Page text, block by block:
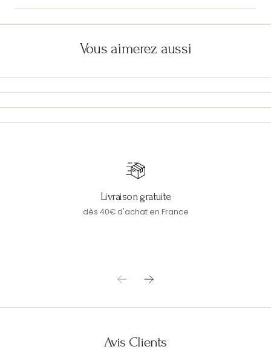
Vous aimerez aussi
Livraison gratuite
dès 40€ d'achat en France
Avis Clients